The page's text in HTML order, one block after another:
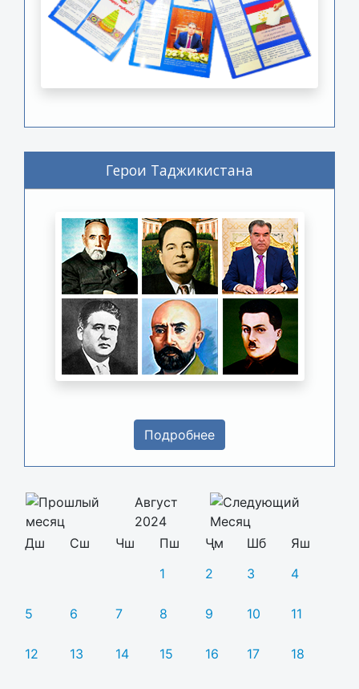
Герои Таджикистана
Подробнее
Август
2024
Дш
Сш Чш Пш Ҷм Шб
Яш
1
2 3 4
5 6 7 8 9 10 11
12 13 14 15 16 17 18